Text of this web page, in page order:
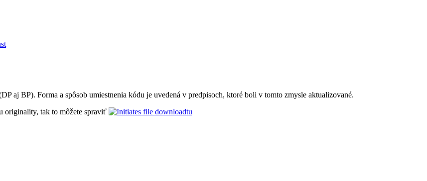
aj BP). Forma a spôsob umiestnenia kódu je uvedená v predpisoch, ktoré boli v tomto zmysle aktualizované.
originality, tak to môžete spraviť
tu